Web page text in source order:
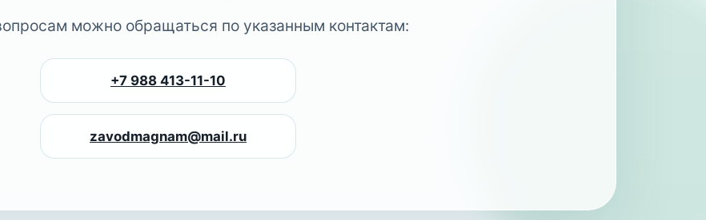
можно обращаться по указанным контактам:
+7 988 413-11-10
zavodmagnam@mail.ru